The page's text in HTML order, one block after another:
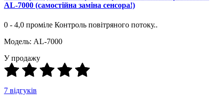
AL-7000 (самостійна заміна сенсора!)
0 - 4,0 проміле Контроль повітряного потоку..
Модель: AL-7000
У продажу
7 відгуків